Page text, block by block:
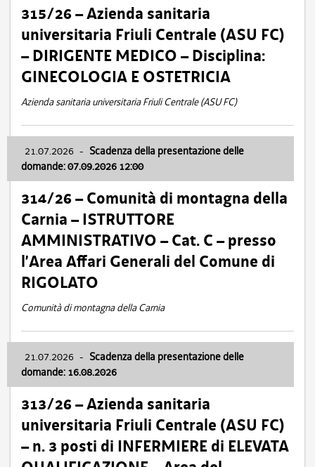
315/26 – Azienda sanitaria
universitaria Friuli Centrale (ASU FC)
– DIRIGENTE MEDICO – Disciplina:
GINECOLOGIA E OSTETRICIA
Azienda sanitaria universitaria Friuli Centrale (ASU FC)
21.07.2026 - Scadenza della presentazione delle
domande: 07.09.2026 12:00
314/26 – Comunità di montagna della
Carnia – ISTRUTTORE
AMMINISTRATIVO – Cat. C – presso
l’Area Affari Generali del Comune di
RIGOLATO
Comunità di montagna della Carnia
21.07.2026 - Scadenza della presentazione delle
domande: 16.08.2026
313/26 – Azienda sanitaria
universitaria Friuli Centrale (ASU FC)
– n. 3 posti di INFERMIERE di ELEVATA